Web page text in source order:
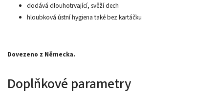
dodává dlouhotrvající, svěží dech
hloubková ústní hygiena také bez kartáčku
Dovezeno z Německa.
Doplňkové parametry